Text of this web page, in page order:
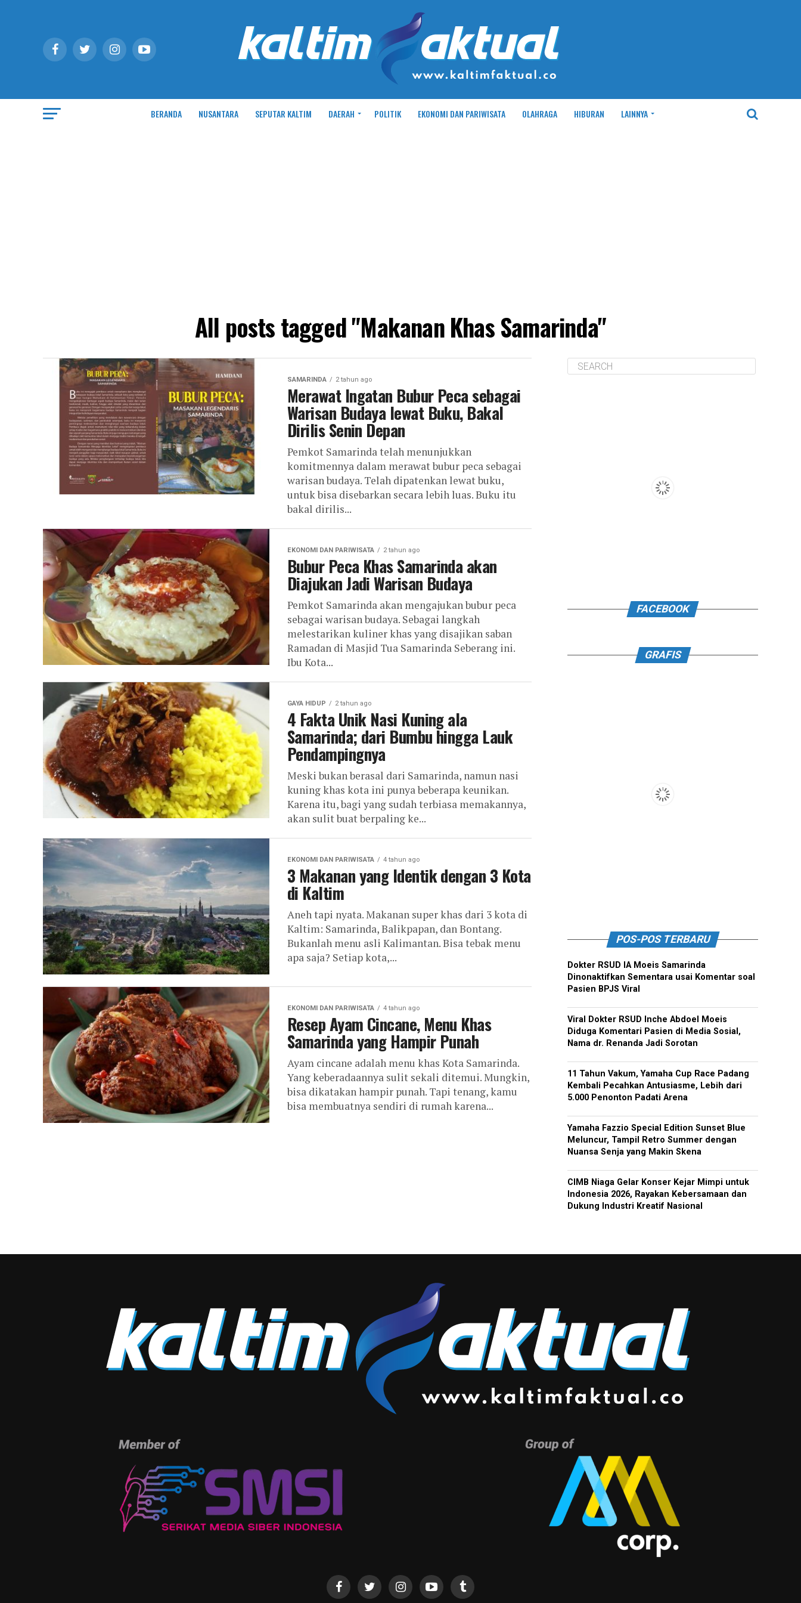
BERANDA NUSANTARA SEPUTAR KALTIM DAERAH POLITIK EKONOMI DAN PARIWISATA OLAHRAGA HIBURAN LAINNYA
All posts tagged "Makanan Khas Samarinda"
SAMARINDA 2 tahun ago
Merawat Ingatan Bubur Peca sebagai
Warisan Budaya lewat Buku, Bakal
Dirilis Senin Depan
Pemkot Samarinda telah menunjukkan
komitmennya dalam merawat bubur peca sebagai
warisan budaya. Telah dipatenkan lewat buku,
untuk bisa disebarkan secara lebih luas. Buku itu
bakal dirilis...
EKONOMI DAN PARIWISATA 2 tahun ago
Bubur Peca Khas Samarinda akan
Diajukan Jadi Warisan Budaya
Pemkot Samarinda akan mengajukan bubur peca
sebagai warisan budaya. Sebagai langkah
melestarikan kuliner khas yang disajikan saban
Ramadan di Masjid Tua Samarinda Seberang ini.
Ibu Kota...
GAYA HIDUP 2 tahun ago
4 Fakta Unik Nasi Kuning ala
Samarinda; dari Bumbu hingga Lauk
Pendampingnya
Meski bukan berasal dari Samarinda, namun nasi
kuning khas kota ini punya beberapa keunikan.
Karena itu, bagi yang sudah terbiasa memakannya,
akan sulit buat berpaling ke...
EKONOMI DAN PARIWISATA 4 tahun ago
3 Makanan yang Identik dengan 3 Kota
di Kaltim
Aneh tapi nyata. Makanan super khas dari 3 kota di
Kaltim: Samarinda, Balikpapan, dan Bontang.
Bukanlah menu asli Kalimantan. Bisa tebak menu
apa saja? Setiap kota,...
EKONOMI DAN PARIWISATA 4 tahun ago
Resep Ayam Cincane, Menu Khas
Samarinda yang Hampir Punah
Ayam cincane adalah menu khas Kota Samarinda.
Yang keberadaannya sulit sekali ditemui. Mungkin,
bisa dikatakan hampir punah. Tapi tenang, kamu
bisa membuatnya sendiri di rumah karena...
FACEBOOK
GRAFIS
POS-POS TERBARU
Dokter RSUD IA Moeis Samarinda
Dinonaktifkan Sementara usai Komentar soal
Pasien BPJS Viral
Viral Dokter RSUD Inche Abdoel Moeis
Diduga Komentari Pasien di Media Sosial,
Nama dr. Renanda Jadi Sorotan
11 Tahun Vakum, Yamaha Cup Race Padang
Kembali Pecahkan Antusiasme, Lebih dari
5.000 Penonton Padati Arena
Yamaha Fazzio Special Edition Sunset Blue
Meluncur, Tampil Retro Summer dengan
Nuansa Senja yang Makin Skena
CIMB Niaga Gelar Konser Kejar Mimpi untuk
Indonesia 2026, Rayakan Kebersamaan dan
Dukung Industri Kreatif Nasional